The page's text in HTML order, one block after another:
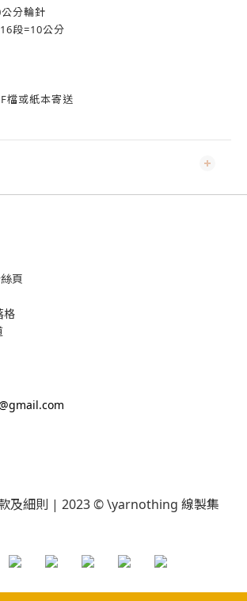
分輪針
段=10公分
檔或紙本寄送
頁
格
及細則 | 2023 © \yarnothing 線製集